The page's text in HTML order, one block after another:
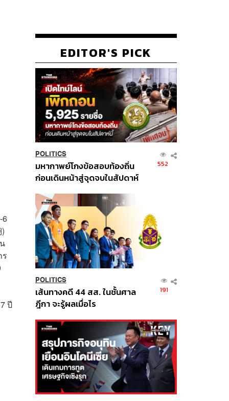
6
ปี
EDITOR'S PICK
POLITICS
มหากาพย์โกงข้อสอบท้องถิ่น
ก่อนเดินหน้าสู่จุดจบในสัปดาห์
552
POLITICS
เส้นทางคดี 44 สส. ในชั้นศาล
ฎีกา จะรู้ผลเมื่อไร
191